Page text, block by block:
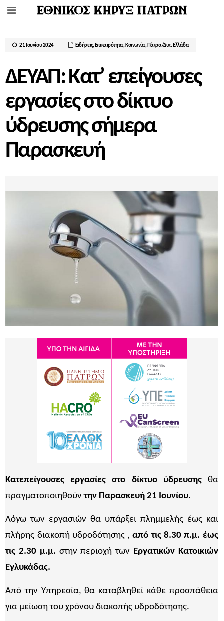
21 Ιουνίου 2024 Ειδήσεις, Επικαιρότητα, Κοινωνία, Πάτρα/Δυτ. Ελλάδα
ΔΕΥΑΠ: Κατ’ επείγουσες
εργασίες στο δίκτυο
ύδρευσης σήμερα
Παρασκευή
Κατεπείγουσες εργασίες στο δίκτυο ύδρευσης θα
πραγματοποιηθούντην Παρασκευή 21 Ιουνίου.
Λόγω των εργασιών θα υπάρξει πλημμελής έως και
πλήρης διακοπή υδροδότησης ,από τις 8.30 π.μ. έως
τις 2.30 μ.μ. στην περιοχή των Εργατικών Κατοικιών
Εγλυκάδας.
Από την Υπηρεσία, θα καταβληθεί κάθε προσπάθεια
για μείωση του χρόνου διακοπής υδροδότησης.